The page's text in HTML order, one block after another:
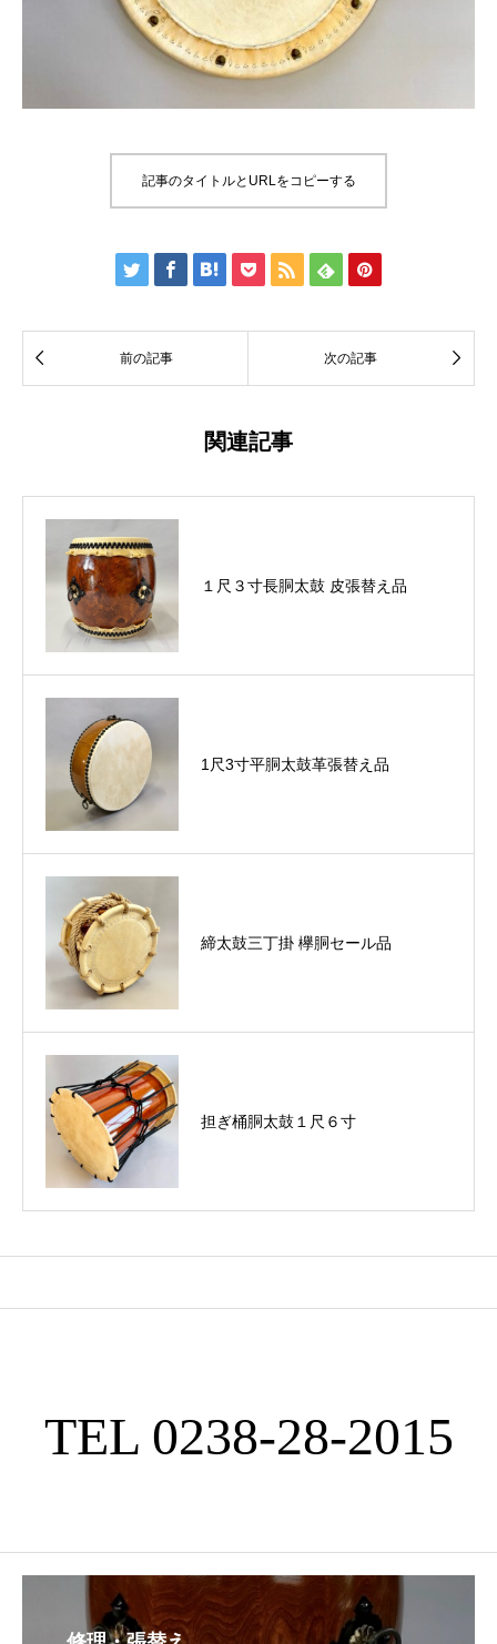
記事のタイトルとURLをコピーする
      
 前の記事 次の記事 
関連記事
１尺３寸長胴太鼓 皮張替え品
1尺3寸平胴太鼓革張替え品
締太鼓三丁掛 欅胴セール品
担ぎ桶胴太鼓１尺６寸
TEL 0238-28-2015